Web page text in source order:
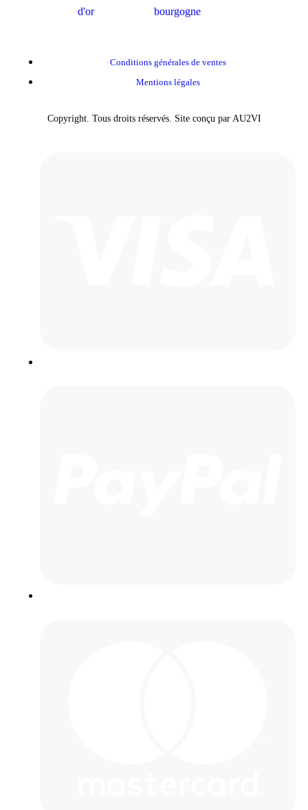
Conditions générales de ventes
Mentions légales
Copyright. Tous droits réservés. Site conçu par AU2VI